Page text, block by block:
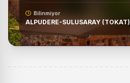
Bilinmiyor
ALPUDERE-SULUSARAY (TOKAT)